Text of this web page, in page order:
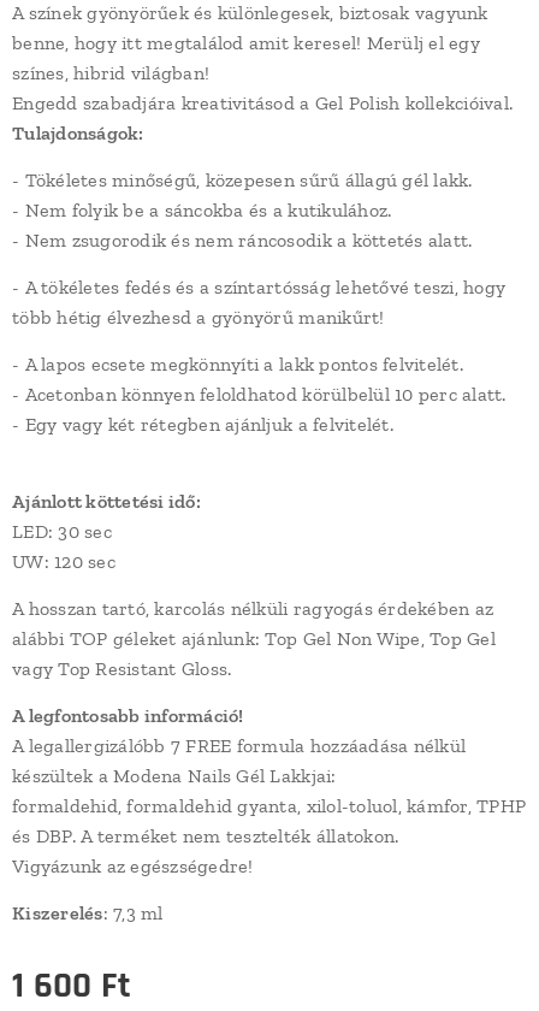
A színek gyönyörűek és különlegesek, biztosak vagyunk
benne, hogy itt megtalálod amit keresel! Merülj el egy
színes, hibrid világban!
Engedd szabadjára kreativitásod a Gel Polish kollekcióival.
Tulajdonságok:
- Tökéletes minőségű, közepesen sűrű állagú gél lakk.
- Nem folyik be a sáncokba és a kutikulához.
- Nem zsugorodik és nem ráncosodik a köttetés alatt.
- A tökéletes fedés és a színtartósság lehetővé teszi, hogy
több hétig élvezhesd a gyönyörű manikűrt!
- A lapos ecsete megkönnyíti a lakk pontos felvitelét.
- Acetonban könnyen feloldhatod körülbelül 10 perc alatt.
- Egy vagy két rétegben ajánljuk a felvitelét.
Ajánlott köttetési idő:
LED: 30 sec
UW: 120 sec
A hosszan tartó, karcolás nélküli ragyogás érdekében az
alábbi TOP géleket ajánlunk: Top Gel Non Wipe, Top Gel
vagy Top Resistant Gloss.
A legfontosabb információ!
A legallergizálóbb 7 FREE formula hozzáadása nélkül
készültek a Modena Nails Gél Lakkjai:
formaldehid, formaldehid gyanta, xilol-toluol, kámfor, TPHP
és DBP. A terméket nem tesztelték állatokon.
Vigyázunk az egészségedre!
Kiszerelés: 7,3 ml
1 600 Ft